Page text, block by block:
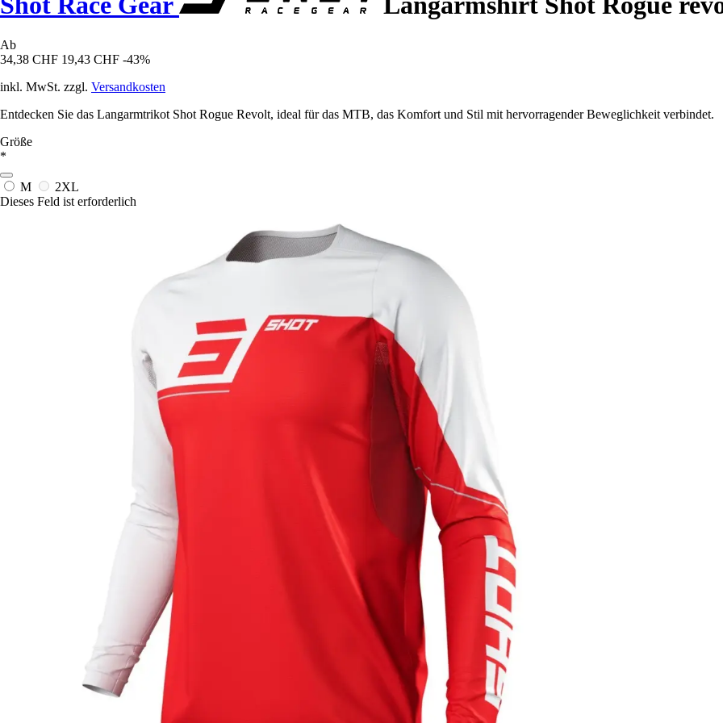
Ab
34,38 CHF 19,43 CHF -43%
inkl. MwSt. zzgl. Versandkosten
Entdecken Sie das Langarmtrikot Shot Rogue Revolt, ideal für das MTB, das Komfort und Stil mit hervorragender Beweglichkeit verbindet.
Größe
*
M
2XL
Dieses Feld ist erforderlich